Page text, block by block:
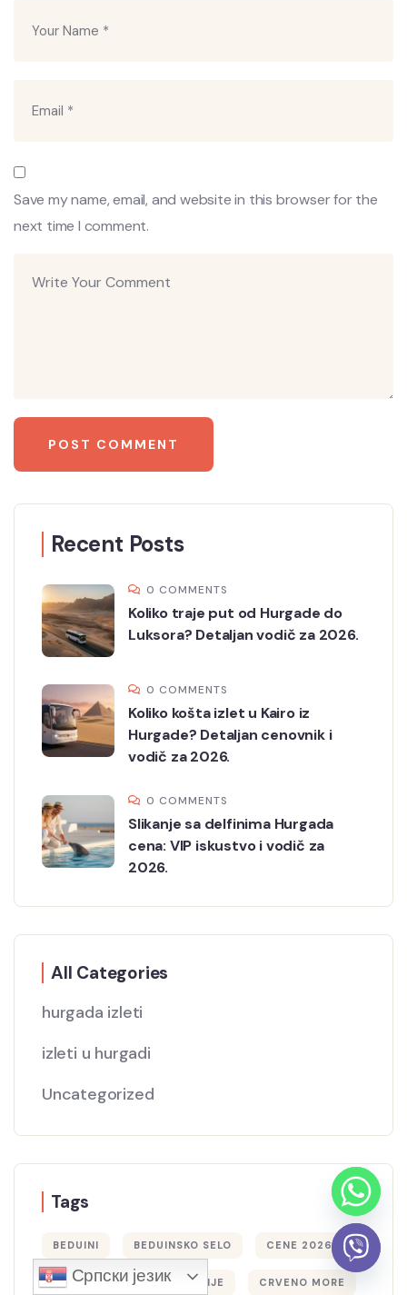
Save my name, email, and website in this browser for the
next time I comment.
Recent Posts
0 COMMENTS
Koliko traje put od Hurgade do
Luksora? Detaljan vodič za 2026.
0 COMMENTS
Koliko košta izlet u Kairo iz
Hurgade? Detaljan cenovnik i
vodič za 2026.
0 COMMENTS
Slikanje sa delfinima Hurgada
cena: VIP iskustvo i vodič za
2026.
All Categories
hurgada izleti
izleti u hurgadi
Uncategorized
Tags
BEDUINI BEDUINSKO SELO CENE 2026
CENE IZLETA CENKANJE CRVENO MORE
Српски језик